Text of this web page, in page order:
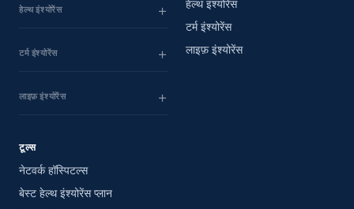
हेल्थ इंश्योरेंस
टर्म इंश्योरेंस
लाइफ़ इंश्योरेंस
हेल्थ इंश्योरेंस
टर्म इंश्योरेंस
लाइफ़ इंश्योरेंस
टूल्स
नेटवर्क हॉस्पिटल्स
बेस्ट हेल्थ इंश्योरेंस प्लान